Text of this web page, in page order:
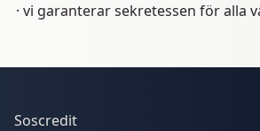
· vi garanterar sekretessen för alla
Soscredit